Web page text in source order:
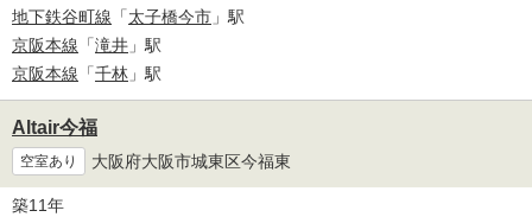
地下鉄谷町線 「太子橋今市 」駅
京阪本線 「滝井 」駅
京阪本線 「千林 」駅
Altair今福
空室あり 大阪府大阪市城東区今福東
築11年